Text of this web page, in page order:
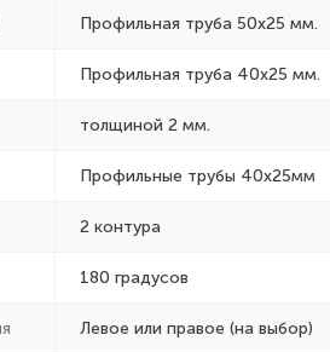
Профильная труба 50х25 мм.
Профильная труба 40х25 мм.
толщиной 2 мм.
Профильные трубы 40х25мм
2 контура
180 градусов
Левое или правое (на выбор)